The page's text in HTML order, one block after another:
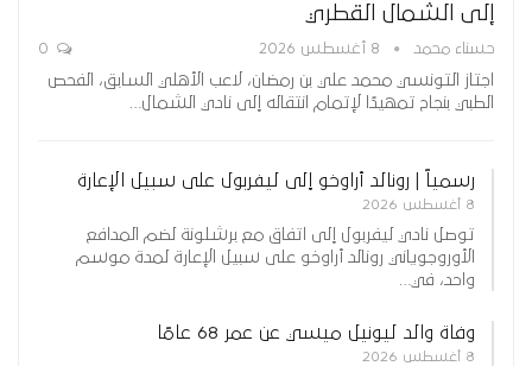
إلى الشمال القطري
حسناء محمد 8 أغسطس 2026
اجتاز التونسي محمد علي بن رمضان، لاعب الأهلي السابق، الفحص
الطبي بنجاح تمهيدًا لإتمام انتقاله إلى نادي الشمال…
رسمياً | رونالد أراوخو إلى ليفربول على سبيل الإعارة
8 أغسطس 2026
توصل نادي ليفربول إلى اتفاق مع برشلونة لضم المدافع
الأوروجوياني رونالد أراوخو على سبيل الإعارة لمدة موسم
واحد، في…
وفاة والد ليونيل ميسي عن عمر 68 عامًا
8 أغسطس 2026